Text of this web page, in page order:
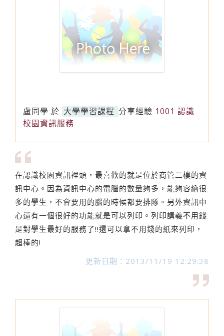
盧同學 於 大學學習課程 分享經驗 1001 認識
校園資訊服務
在認識校園資訊裡頭，最喜歡的就是位於商管二樓的資
訊中心。因為資訊中心的電腦的數量夠多，能夠容納很
多的學生，不會要用的腦的時候都要排隊。另外資訊中
心還有一個很好的功能就是可以列印。列印講義不用錢
是對學生最好的服務了!!還可以拿不用錢的紙來列印，
超棒的!
更新日期：2013/11/19 12:29:38